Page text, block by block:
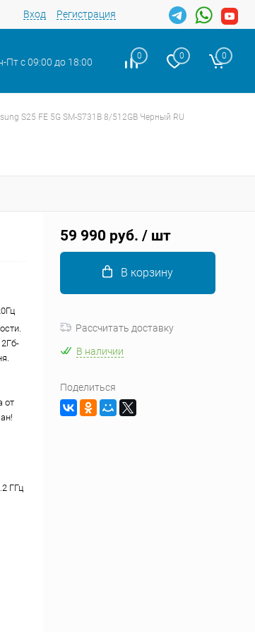
Вход Регистрация
Пт с 09:00 до 18:00
0 0 0
S25 FE 5G SM-S731B 8/512GB Черный RU
от
ГГц
59 990 руб. / шт
В корзину
Рассчитать доставку
В наличии
Поделиться